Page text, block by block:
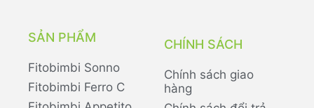
SẢN PHẨM
Fitobimbi Sonno
Fitobimbi Ferro C
CHÍNH SÁCH
Chính sách giao
hàng